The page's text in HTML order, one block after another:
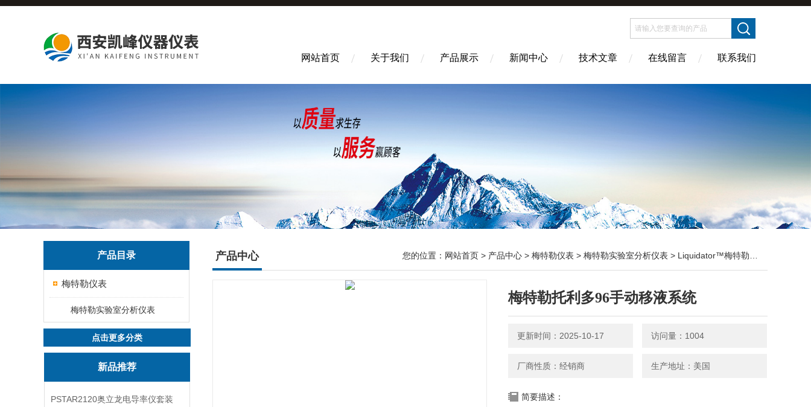
网站首页 关于我们 产品展示 新闻中心 技术文章 在线留言 联系我们
产品目录
梅特勒仪表
梅特勒实验室分析仪表
点击更多分类
新品推荐
PSTAR2120奥立龙电导率仪套装
产品中心 您的位置： 网站首页 > 产品中心 > 梅特勒仪表 > 梅特勒实验室分析仪表 > Liquidator™梅特勒托利多96手动移液系统
梅特勒托利多96手动移液系统
更新时间：2025-10-17 访问量：1004
厂商性质：经销商 生产地址：美国
简要描述：